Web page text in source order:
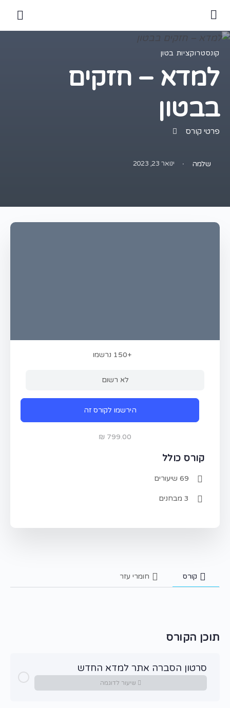
קונסטרוקציות בטון
למדא – חזקים
בבטון
פרטי קורס
שלמה · ינואר 23, 2023
קורס חומרי עזר
תוכן הקורס
סרטון הסברה אתר למדא החדש
שיעור לדוגמה
+150 נרשמו
לא רשום
הירשמו לקורס זה
קורס כולל
69 שיעורים
3 מבחנים